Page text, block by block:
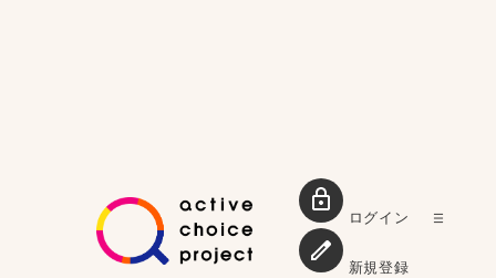
ログイン
新規登録